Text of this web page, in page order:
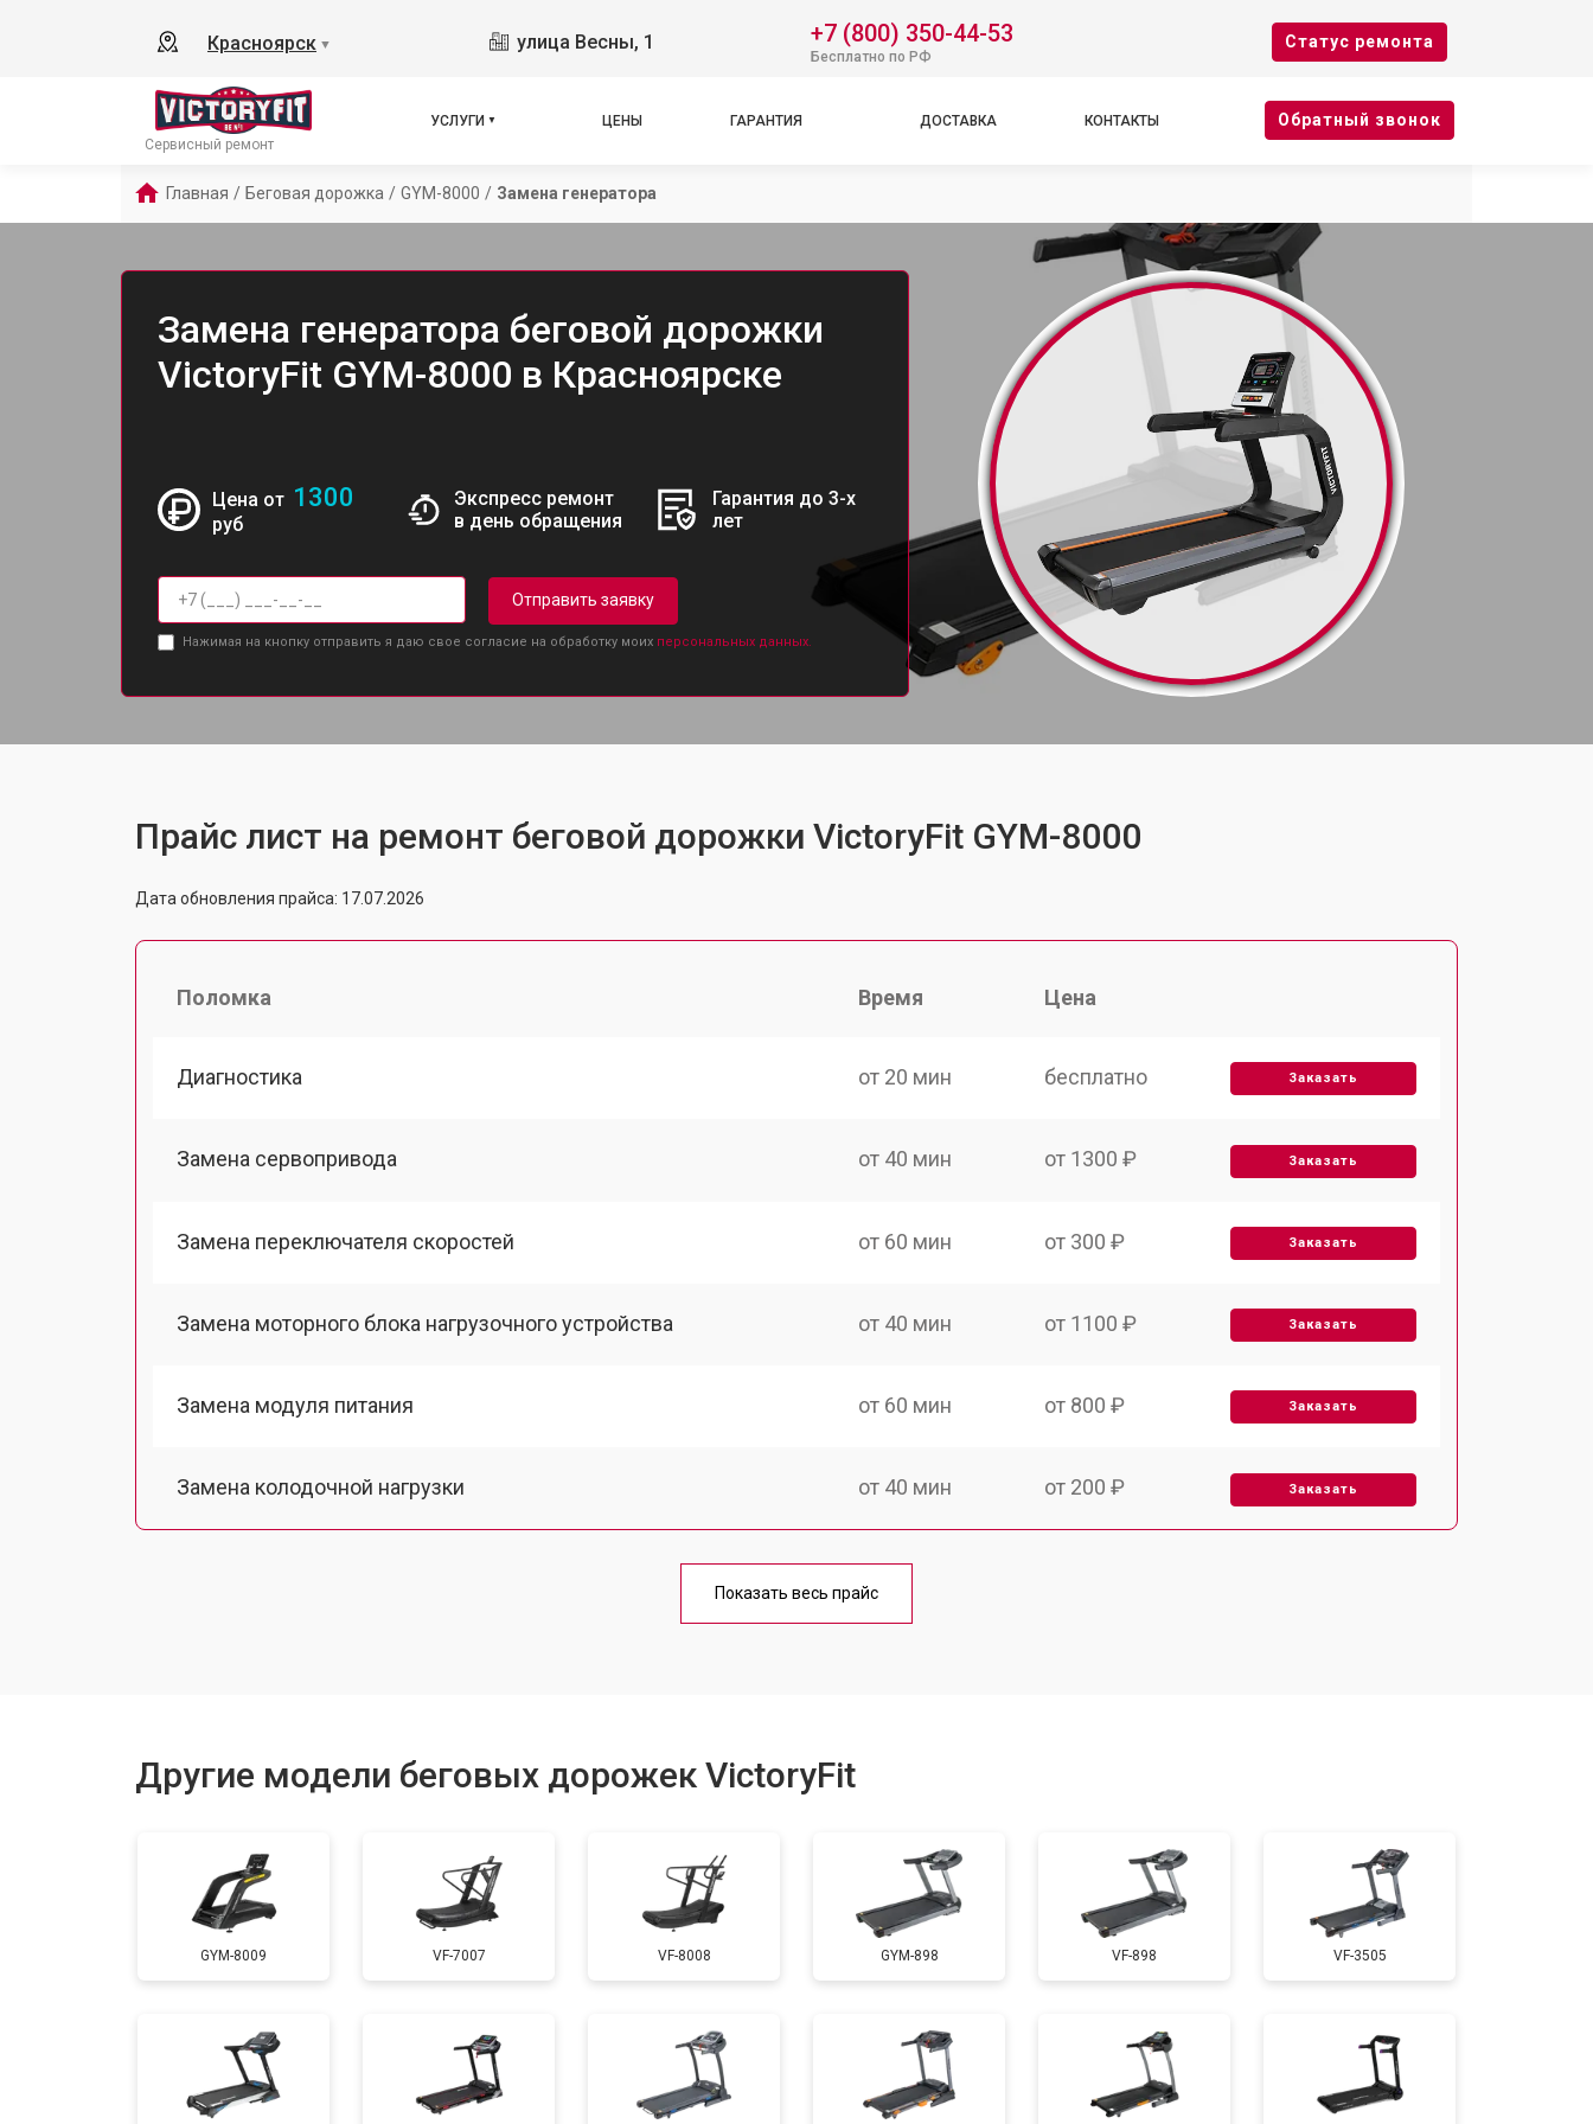
Красноярск ▼ улица Весны, 1 +7 (800) 350-44-53
Бесплатно по РФ
Cтатус ремонта
Сервисный ремонт
УСЛУГИ ЦЕНЫ ГАРАНТИЯ ДОСТАВКА КОНТАКТЫ Oбратный звонок
Главная / Беговая дорожка / GYM-8000 / Замена генератора
Замена генератора беговой дорожки
VictoryFit GYM-8000 в Красноярске
Цена от 1300
руб
Экспресс ремонт
в день обращения
Гарантия до 3-х
лет
Отправить заявку
Нажимая на кнопку отправить я даю свое согласие на обработку моих персональных данных.
Прайс лист на ремонт беговой дорожки VictoryFit GYM-8000
Дата обновления прайса: 17.07.2026
Поломка Время Цена
Диагностика от 20 мин бесплатно Заказать
Замена сервопривода от 40 мин от 1300 ₽ Заказать
Замена переключателя скоростей от 60 мин от 300 ₽ Заказать
Замена моторного блока нагрузочного устройства от 40 мин от 1100 ₽ Заказать
Замена модуля питания от 60 мин от 800 ₽ Заказать
Замена колодочной нагрузки от 40 мин от 200 ₽ Заказать
от 70 мин
Замена основного двигателя от 50 мин от 1500 ₽
Обслуживание от 60 мин от 1000 ₽ Заказать
Замена платы управления от 40 мин
Показать весь прайс
Другие модели беговых дорожек VictoryFit
GYM-8009 VF-7007 VF-8008 GYM-898 VF-898 VF-3505